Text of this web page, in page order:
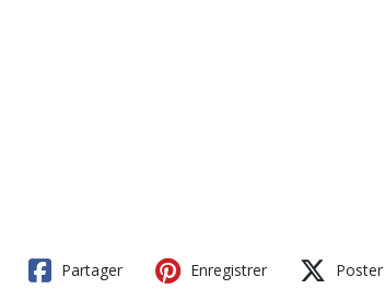
Partager Enregistrer Poster